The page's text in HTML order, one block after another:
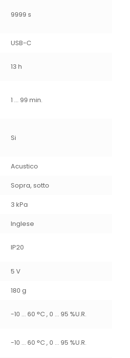
9999 s
USB-C
13 h
1 … 99 min.
Si
Acustico
Sopra, sotto
3 kPa
Inglese
IP20
5 V
180 g
-10 … 60 °C , 0 … 95 %U.R.
-10 … 60 °C , 0 … 95 %U.R.